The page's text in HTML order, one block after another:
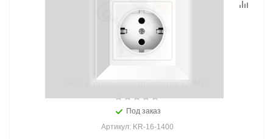
Набор пневмоинструментов KRANZ
Под заказ
Артикул: KR-16-1400